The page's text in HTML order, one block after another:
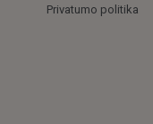
Privatumo politika